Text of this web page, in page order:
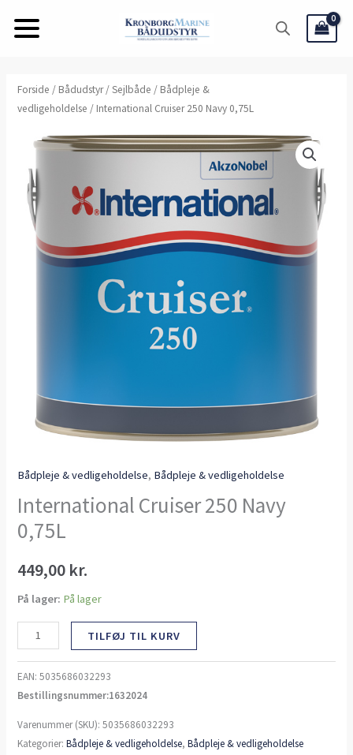
Forside / Bådudstyr/Sejlbåde / Bådpleje &
vedligeholdelse / International Cruiser 250 Navy 0,75L
Bådpleje & vedligeholdelse, Bådpleje & vedligeholdelse
International Cruiser 250 Navy
0,75L
449,00 kr.
På lager: På lager
International
Cruiser
0,75L
antal
TILFØJ TIL KURV
EAN:5035686032293
Bestillingsnummer:1632024
Varenummer (SKU):5035686032293
Kategorier:Bådpleje & vedligeholdelse,Bådpleje & vedligeholdelse